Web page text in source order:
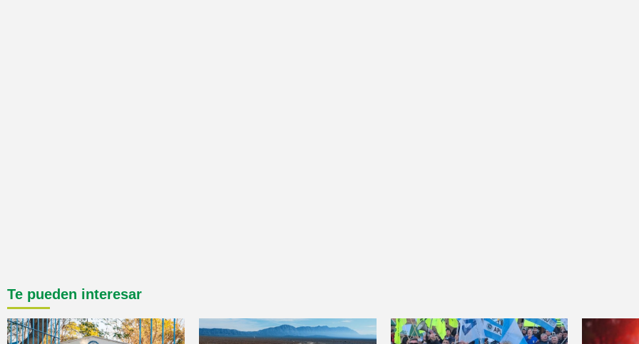
Te pueden interesar